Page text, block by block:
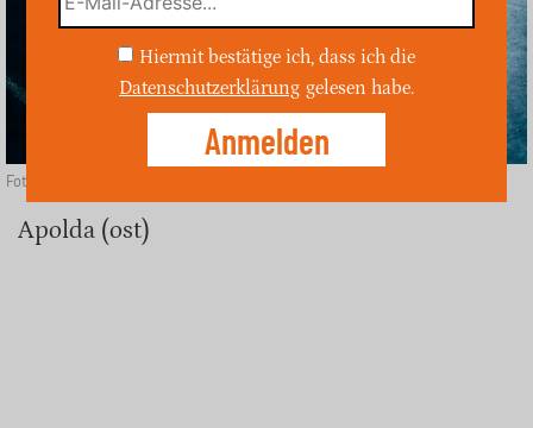
Foto: Depositphotos
Apolda (ost)
Hiermit bestätige ich, dass ich die
Datenschutzerklärung gelesen habe.